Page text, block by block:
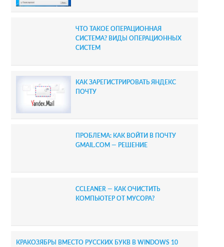
ЧТО ТАКОЕ ОПЕРАЦИОННАЯ
СИСТЕМА? ВИДЫ ОПЕРАЦИОННЫХ
СИСТЕМ
КАК ЗАРЕГИСТРИРОВАТЬ ЯНДЕКС
ПОЧТУ
ПРОБЛЕМА: КАК ВОЙТИ В ПОЧТУ
GMAIL.COM — РЕШЕНИЕ
CCLEANER — КАК ОЧИСТИТЬ
КОМПЬЮТЕР ОТ МУСОРА?
КРАКОЗЯБРЫ ВМЕСТО РУССКИХ БУКВ В WINDOWS 10